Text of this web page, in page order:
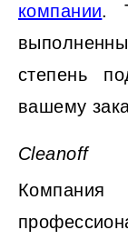
компании.
степень
вашему
Cleanoff
Компания